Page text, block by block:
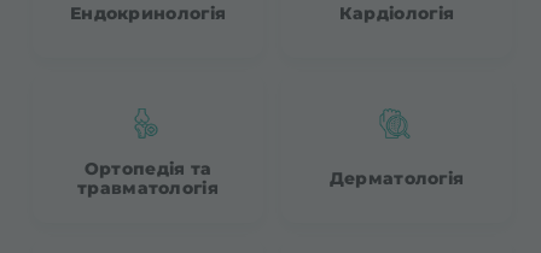
Ендокринологія Кардіологія
Ортопедія та
травматологія
Дерматологія